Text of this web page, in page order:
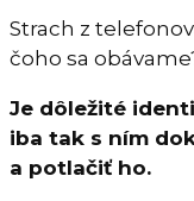
Strach z
čoho sa
Je dôležité
iba tak s ním
a potlačiť ho.